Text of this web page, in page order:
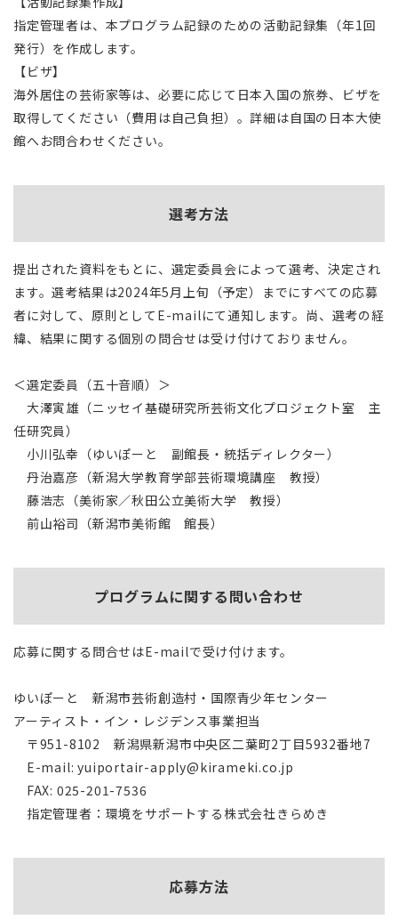
指定管理者は、本プログラム記録のための活動記録集（年1回
発行）を作成します。
【ビザ】
海外居住の芸術家等は、必要に応じて日本入国の旅券、ビザを
取得してください（費用は自己負担）。詳細は自国の日本大使
館へお問合わせください。
選考方法
提出された資料をもとに、選定委員会によって選考、決定され
ます。選考結果は2024年5月上旬（予定）までにすべての応募
者に対して、原則としてE-mailにて通知します。尚、選考の経
緯、結果に関する個別の問合せは受け付けておりません。
＜選定委員（五十音順）＞
大澤寅雄（ニッセイ基礎研究所芸術文化プロジェクト室 主
任研究員）
小川弘幸（ゆいぽーと 副館長・統括ディレクター）
丹治嘉彦（新潟大学教育学部芸術環境講座 教授）
藤浩志（美術家／秋田公立美術大学 教授）
前山裕司（新潟市美術館 館長）
プログラムに関する問い合わせ
応募に関する問合せはE-mailで受け付けます。
ゆいぽーと 新潟市芸術創造村・国際青少年センター
アーティスト・イン・レジデンス事業担当
〒951-8102 新潟県新潟市中央区二葉町2丁目5932番地7
E-mail: yuiportair-apply@kirameki.co.jp
FAX: 025-201-7536
指定管理者：環境をサポートする株式会社きらめき
応募方法